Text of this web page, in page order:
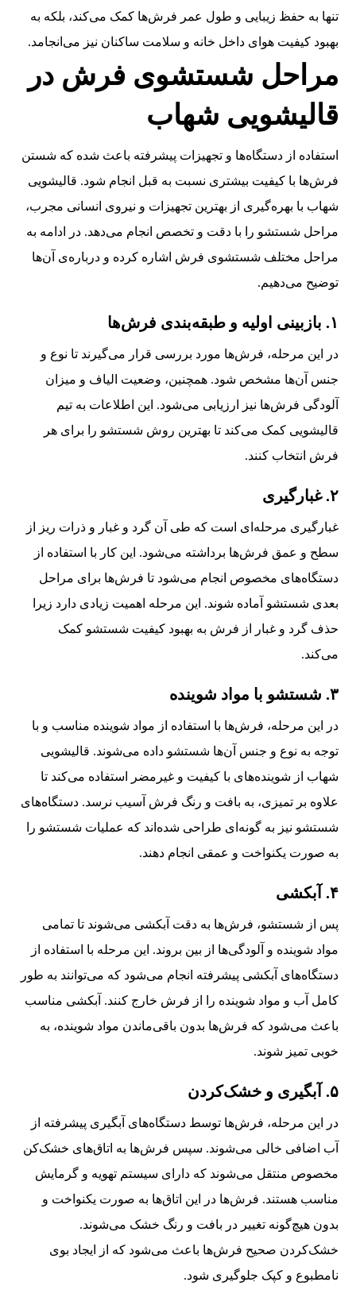
تنها به حفظ زیبایی و طول عمر فرش‌ها کمک می‌کند، بلکه به
بهبود کیفیت هوای داخل خانه و سلامت ساکنان نیز می‌انجامد.
مراحل شستشوی فرش در
قالیشویی شهاب
استفاده از دستگاه‌ها و تجهیزات پیشرفته باعث شده که شستن
فرش‌ها با کیفیت بیشتری نسبت به قبل انجام شود. قالیشویی
شهاب با بهره‌گیری از بهترین تجهیزات و نیروی انسانی مجرب،
مراحل شستشو را با دقت و تخصص انجام می‌دهد. در ادامه به
مراحل مختلف شستشوی فرش اشاره کرده و درباره‌ی آن‌ها
توضیح می‌دهیم.
۱. بازبینی اولیه و طبقه‌بندی فرش‌ها
در این مرحله، فرش‌ها مورد بررسی قرار می‌گیرند تا نوع و
جنس آن‌ها مشخص شود. همچنین، وضعیت الیاف و میزان
آلودگی فرش‌ها نیز ارزیابی می‌شود. این اطلاعات به تیم
قالیشویی کمک می‌کند تا بهترین روش شستشو را برای هر
فرش انتخاب کنند.
۲. غبارگیری
غبارگیری مرحله‌ای است که طی آن گرد و غبار و ذرات ریز از
سطح و عمق فرش‌ها برداشته می‌شود. این کار با استفاده از
دستگاه‌های مخصوص انجام می‌شود تا فرش‌ها برای مراحل
بعدی شستشو آماده شوند. این مرحله اهمیت زیادی دارد زیرا
حذف گرد و غبار از فرش به بهبود کیفیت شستشو کمک
می‌کند.
۳. شستشو با مواد شوینده
در این مرحله، فرش‌ها با استفاده از مواد شوینده مناسب و با
توجه به نوع و جنس آن‌ها شستشو داده می‌شوند. قالیشویی
شهاب از شوینده‌های با کیفیت و غیرمضر استفاده می‌کند تا
علاوه بر تمیزی، به بافت و رنگ فرش آسیب نرسد. دستگاه‌های
شستشو نیز به گونه‌ای طراحی شده‌اند که عملیات شستشو را
به صورت یکنواخت و عمقی انجام دهند.
۴. آبکشی
پس از شستشو، فرش‌ها به دقت آبکشی می‌شوند تا تمامی
مواد شوینده و آلودگی‌ها از بین بروند. این مرحله با استفاده از
دستگاه‌های آبکشی پیشرفته انجام می‌شود که می‌توانند به طور
کامل آب و مواد شوینده را از فرش خارج کنند. آبکشی مناسب
باعث می‌شود که فرش‌ها بدون باقی‌ماندن مواد شوینده، به
خوبی تمیز شوند.
۵. آبگیری و خشک‌کردن
در این مرحله، فرش‌ها توسط دستگاه‌های آبگیری پیشرفته از
آب اضافی خالی می‌شوند. سپس فرش‌ها به اتاق‌های خشک‌کن
مخصوص منتقل می‌شوند که دارای سیستم تهویه و گرمایش
مناسب هستند. فرش‌ها در این اتاق‌ها به صورت یکنواخت و
بدون هیچ‌گونه تغییر در بافت و رنگ خشک می‌شوند.
خشک‌کردن صحیح فرش‌ها باعث می‌شود که از ایجاد بوی
نامطبوع و کپک جلوگیری شود.